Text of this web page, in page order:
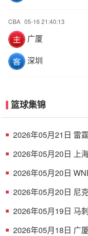
CBA 05-16 21:40:13
广厦
深圳
篮球集锦
2026年05月21日 雷
2026年05月20日 上
2026年05月20日
2026年05月20日 尼
2026年05月19日 马
2026年05月18日 广